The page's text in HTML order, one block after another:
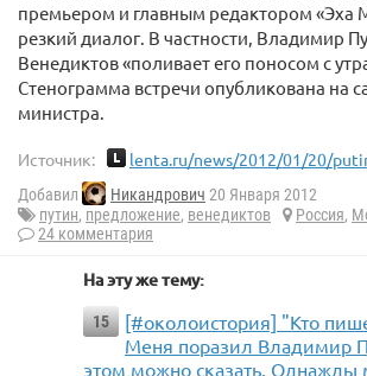
премьером и главным редактором «Эха
резкий диалог. В частности, Владимир
Венедиктов «поливает его поносом с
Стенограмма встречи опубликована на
министра.
Источник: lenta.ru/news/2012/01/20/
Добавил Никандрович 20 Января 2012
путин, предложение, венедиктов Россия,
24 комментария
На эту же тему:
15
[#околоистория] "Кто
Меня поразил Владимир
этом можно сказать.